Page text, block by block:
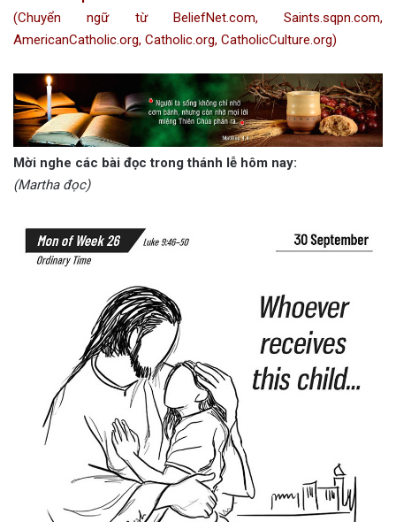
(Chuyển ngữ từ BeliefNet.com, Saints.sqpn.com,
AmericanCatholic.org, Catholic.org, CatholicCulture.org)
Mời nghe các bài đọc trong thánh lễ hôm nay:
(Martha đọc)